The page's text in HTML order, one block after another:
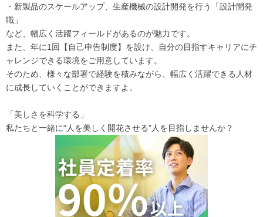
・新製品のスケールアップ、生産機械の設計開発を行う「設計開発
職」
など、幅広く活躍フィールドがあるのが魅力です。
また、年に1回【自己申告制度】を設け、自分の目指すキャリアにチ
ャレンジできる環境をご用意しています。
そのため、様々な部署で経験を積みながら、幅広く活躍できる人材
に成長していくことができますよ。
「美しさを科学する」
私たちと一緒に“人を美しく開花させる”人を目指しませんか？